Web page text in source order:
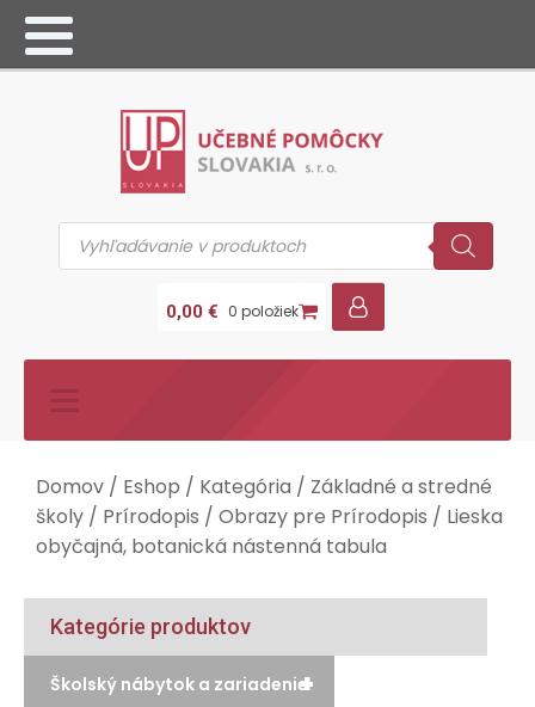
Products
search
0,00 € 0 položiek
Domov / Eshop / Kategória / Základné a stredné
školy / Prírodopis / Obrazy pre Prírodopis / Lieska
obyčajná, botanická nástenná tabula
Kategórie produktov
+
Školský nábytok a zariadenie